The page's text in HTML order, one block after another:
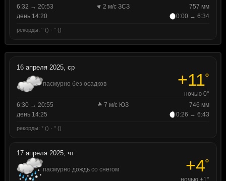
6:32 → 20:53
2 м/с ЗСЗ
757 мм
день 14:20
0:00 → 6:34
рекорды: ° () · ° ()
16 апреля 2025, ср
пасмурно без осадков +11°
ночью 0°
6:30 → 20:55
7 м/с ЮЗ
746 мм
день 14:25
0:26 → 6:43
рекорды: ° () · ° ()
17 апреля 2025, чт
пасмурно дождь со снегом +4°